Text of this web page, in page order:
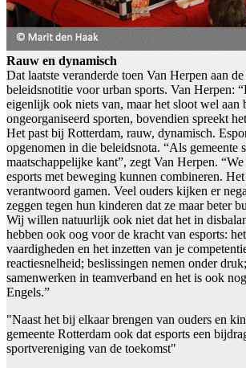
Rauw en dynamisch
Dat laatste veranderde toen Van Herpen aan
beleidsnotitie voor urban sports. Van Herpen:
eigenlijk ook niets van, maar het sloot wel aan
ongeorganiseerd sporten, bovendien spreekt
Het past bij Rotterdam, rauw, dynamisch.
opgenomen in die beleidsnota. “Als gemeente
maatschappelijke kant”, zegt Van Herpen.
esports met beweging kunnen combineren.
verantwoord gamen. Veel ouders kijken er
zeggen tegen hun kinderen dat ze maar beter
Wij willen natuurlijk ook niet dat het in
hebben ook oog voor de kracht van esports:
vaardigheden en het inzetten van je
reactiesnelheid; beslissingen nemen onder
samenwerken in teamverband en het is ook
Engels.”
"Naast het bij elkaar brengen van ouders en
gemeente Rotterdam ook dat esports een
sportvereniging van de toekomst"